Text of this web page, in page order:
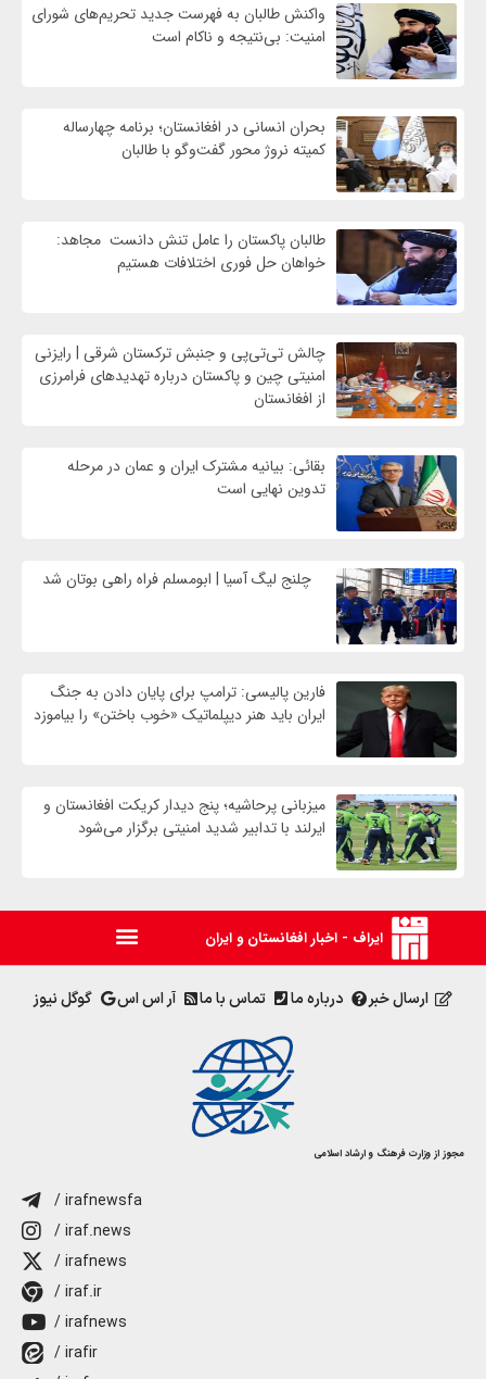
واكنش طالبان به فهرست جدید تحریم‌های شورای
امنیت: بی‌نتیجه و ناکام است
بحران انسانی در افغانستان؛ برنامه چهار‌ساله
کمیته نروژ محور گفت‌وگو با طالبان
طالبان پاکستان را عامل تنش دانست مجاهد:
خواهان حل فوری اختلافات هستیم
چالش تی‌تی‌پی و جنبش ترکستان شرقی | رایزنی
امنیتی چین و پاکستان درباره تهدیدهای فرامرزی
از افغانستان
بقائی: بیانیه مشترک ایران و عمان در مرحله
تدوین نهایی است
چلنج لیگ آسیا | ابومسلم فراه راهی بوتان شد
فارین پالیسی: ترامپ برای پایان دادن به جنگ
ایران باید هنر دیپلماتیک «خوب باختن» را بیاموزد
میزبانی پرحاشیه؛ پنج دیدار کریکت افغانستان و
ایرلند با تدابیر شدید امنیتی برگزار می‌شود
ایراف - اخبار افغانستان و ایران
ارسال خبر درباره ما تماس با ما آر اس اس گوگل نیوز
مجوز از وزارت فرهنگ و ارشاد اسلامی
/ irafnewsfa
/ iraf.news
/ irafnews
/ iraf.ir
/ irafnews
/ irafir